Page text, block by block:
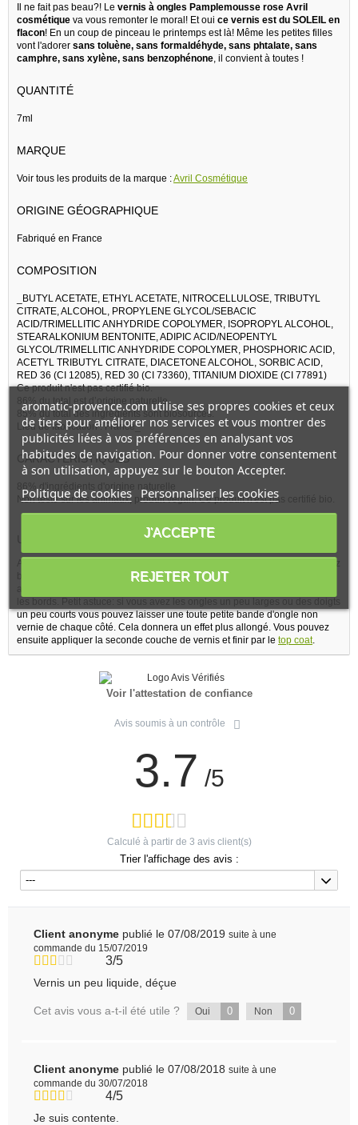
Il ne fait pas beau?! Le vernis à ongles Pamplemousse rose Avril
cosmétique va vous remonter le moral! Et oui ce vernis est du SOLEIL en
flacon! En un coup de pinceau le printemps est là! Même les petites filles
vont l'adorer sans toluène, sans formaldéhyde, sans phtalate, sans
camphre, sans xylène, sans benzophénone, il convient à toutes !
QUANTITÉ
7ml
MARQUE
Voir tous les produits de la marque :Avril Cosmétique
ORIGINE GÉOGRAPHIQUE
Fabriqué en France
COMPOSITION
_BUTYL ACETATE, ETHYL ACETATE, NITROCELLULOSE, TRIBUTYL
CITRATE, ALCOHOL, PROPYLENE GLYCOL/SEBACIC
ACID/TRIMELLITIC ANHYDRIDE COPOLYMER, ISOPROPYL ALCOHOL,
STEARALKONIUM BENTONITE, ADIPIC ACID/NEOPENTYL
GLYCOL/TRIMELLITIC ANHYDRIDE COPOLYMER, PHOSPHORIC ACID,
ACETYL TRIBUTYL CITRATE, DIACETONE ALCOHOL, SORBIC ACID,
RED 36 (CI 12085), RED 30 (CI 73360), TITANIUM DIOXIDE (CI 77891)
Ce produit n'est pas certifié bio.
86% du total est d’origine naturelle.
85% du total des ingrédients sont biosourcés.
Lieu de fabrication : France_
CARACTÉRISTIQUES
86% d'ingrédients d'origine naturelle
Non testé sur les animaux, produit vegan. Ce produit n'est pas certifié bio.
UTILISATIONS
, plongez le pinceau dans le vernis, enlevez
bien l'excès de matière sur le bord et appliquez une première couche
les bords. Petit astuce: si vous avez les ongles un peu larges ou des doigts
un peu courts vous pouvez laisser une toute petite bande d'ongle non
vernie de chaque côté. Cela donnera un effet plus allongé. Vous pouvez
ensuite appliquer la seconde couche de vernis et finir par le top coat.
Voir l'attestation de confiance
Avis soumis à un contrôle
3.7 /5
Calculé à partir de 3 avis client(s)
Trier l'affichage des avis :
---
Client anonyme publié le 07/08/2019 suite à une
commande du 15/07/2019
3/5
Vernis un peu liquide, déçue
Cet avis vous a-t-il été utile ? Oui 0 Non 0
Client anonyme publié le 07/08/2018 suite à une
commande du 30/07/2018
4/5
Je suis contente.
aromatic-provence.com utilise ses propres cookies et ceux
de tiers pour améliorer nos services et vous montrer des
publicités liées à vos préférences en analysant vos
habitudes de navigation. Pour donner votre consentement
à son utilisation, appuyez sur le bouton Accepter.
Politique de cookies Personnaliser les cookies
REJETER TOUT
J'ACCEPTE